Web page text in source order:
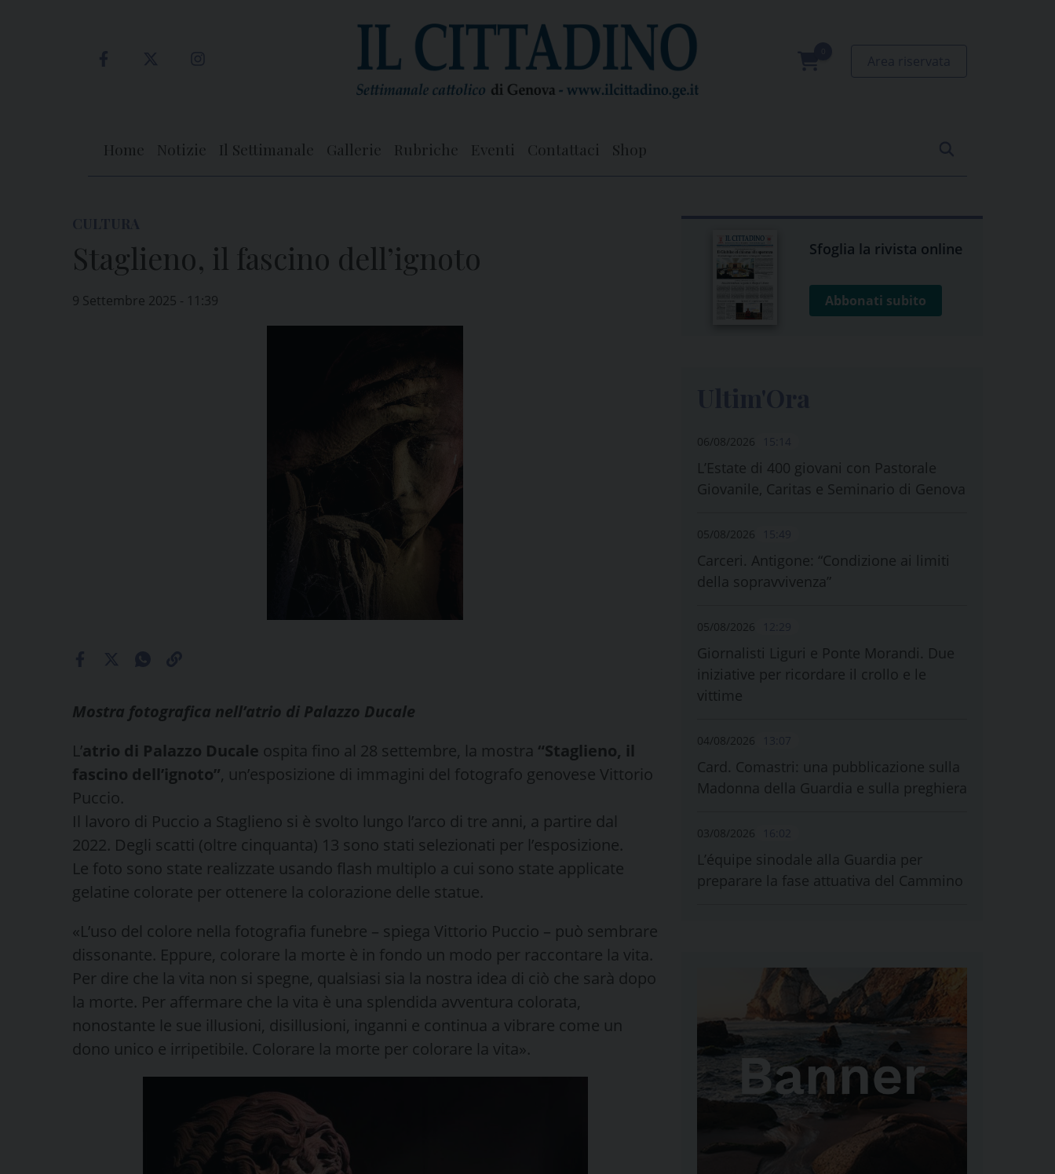
Home Notizie Il Settimanale Gallerie Rubriche Eventi Contattaci Shop
Staglieno, il fascino dell’ignoto
9 Settembre 2025 - 11:39
Mostra fotografica nell’atrio di Palazzo Ducale
L’atrio di Palazzo Ducale ospita fino al 28 settembre, la mostra “Staglieno, il
fascino dell’ignoto”, un’esposizione di immagini del fotografo genovese Vittorio
Puccio.
Il lavoro di Puccio a Staglieno si è svolto lungo l’arco di tre anni, a partire dal
2022. Degli scatti (oltre cinquanta) 13 sono stati selezionati per l’esposizione.
Le foto sono state realizzate usando flash multiplo a cui sono state applicate
gelatine colorate per ottenere la colorazione delle statue.
«L’uso del colore nella fotografia funebre – spiega Vittorio Puccio – può sembrare
dissonante. Eppure, colorare la morte è in fondo un modo per raccontare la vita.
Per dire che la vita non si spegne, qualsiasi sia la nostra idea di ciò che sarà dopo
la morte. Per affermare che la vita è una splendida avventura colorata,
nonostante le sue illusioni, disillusioni, inganni e continua a vibrare come un
dono unico e irripetibile. Colorare la morte per colorare la vita».
Sfoglia la rivista online
Abbonati subito
06/08/2026
L’Estate di 400 giovani con Pastorale
Giovanile, Caritas e Seminario di Genova
05/08/2026
Carceri. Antigone: “Condizione ai limiti
della sopravvivenza”
05/08/2026
Giornalisti Liguri e Ponte Morandi. Due
iniziative per ricordare il crollo e le
vittime
04/08/2026
Card. Comastri: una pubblicazione sulla
Madonna della Guardia e sulla preghiera
03/08/2026
L’équipe sinodale alla Guardia per
preparare la fase attuativa del Cammino